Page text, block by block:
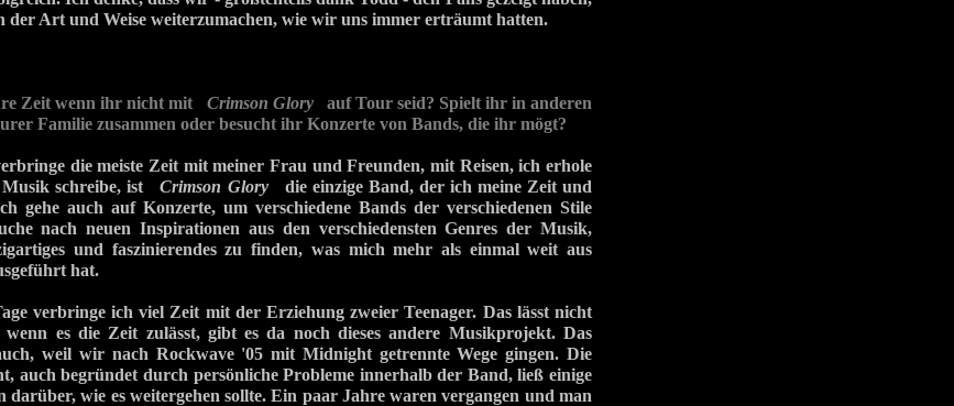
der Art und Weise weiterzumachen, wie wir uns immer erträumt hatten.
Zeit wenn ihr nicht mit Crimson Gloryauf Tour seid? Spielt ihr in anderen
Familie zusammen oder besucht ihr Konzerte von Bands, die ihr mögt?
die meiste Zeit mit meiner Frau und Freunden, mit Reisen, ich erhole
Musik schreibe, istCrimson Glorydie einzige Band, der ich meine Zeit und
gehe auch auf Konzerte, um verschiedene Bands der verschiedenen Stile
nach neuen Inspirationen aus den verschiedensten Genres der Musik,
und faszinierendes zu finden, was mich mehr als einmal weit aus
hat.
verbringe ich viel Zeit mit der Erziehung zweier Teenager. Das lässt nicht
es die Zeit zulässt, gibt es da noch dieses andere Musikprojekt. Das
weil wir nach Rockwave '05 mit Midnight getrennte Wege gingen. Die
auch begründet durch persönliche Probleme innerhalb der Band, ließ einige
darüber, wie es weitergehen sollte. Ein paar Jahre waren vergangen und man